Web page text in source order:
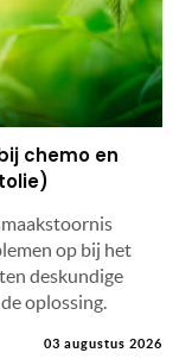
chemo en
op bij het
deskundige
oplossing.
03 augustus 2026